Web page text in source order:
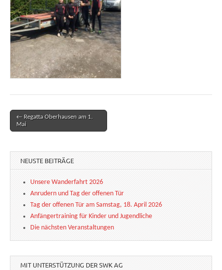
Post navigation
← Regatta Oberhausen am 1.
Mai
NEUSTE BEITRÄGE
Unsere Wanderfahrt 2026
Anrudern und Tag der offenen Tür
Tag der offenen Tür am Samstag, 18. April 2026
Anfängertraining für Kinder und Jugendliche
Die nächsten Veranstaltungen
MIT UNTERSTÜTZUNG DER SWK AG